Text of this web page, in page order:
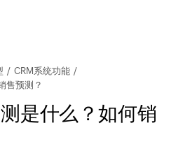
/ CRM系统功能 /
售预测？
是什么？如何销